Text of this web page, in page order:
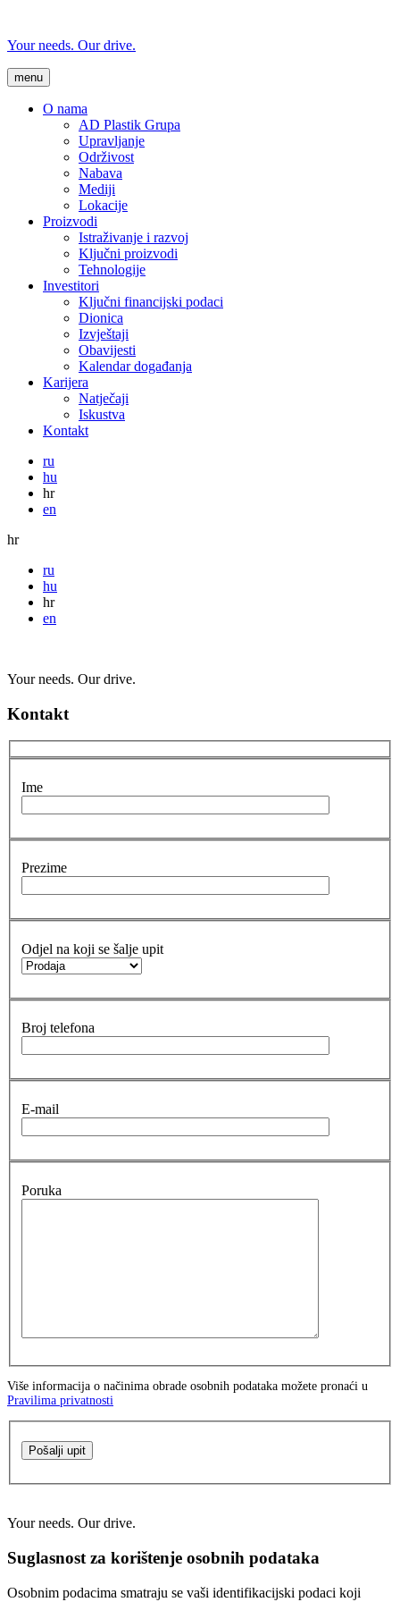
Your needs. Our drive.
menu
O nama
AD Plastik Grupa
Upravljanje
Održivost
Nabava
Mediji
Lokacije
Proizvodi
Istraživanje i razvoj
Ključni proizvodi
Tehnologije
Investitori
Ključni financijski podaci
Dionica
Izvještaji
Obavijesti
Kalendar događanja
Karijera
Natječaji
Iskustva
Kontakt
ru
hu
hr
en
hr
ru
hu
hr
en
Your needs. Our drive.
Kontakt
Ime
Prezime
Odjel na koji se šalje upit
Broj telefona
E-mail
Poruka
Više informacija o načinima obrade osobnih podataka možete pronaći u
Pravilima privatnosti
Pošalji upit
Your needs. Our drive.
Suglasnost za korištenje osobnih podataka
Osobnim podacima smatraju se vaši identifikacijski podaci koji